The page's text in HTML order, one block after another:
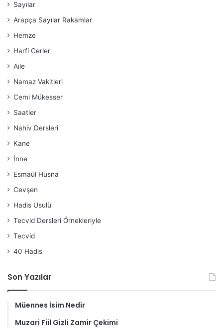
Sayılar
Arapça Sayılar Rakamlar
Hemze
Harfi Cerler
Aile
Namaz Vakitleri
Cemi Mükesser
Saatler
Nahiv Dersleri
Kane
İnne
Esmaül Hüsna
Cevşen
Hadis Usulü
Tecvid Dersleri Örnekleriyle
Tecvid
40 Hadis
Son Yazılar
Müennes İsim Nedir
Muzari Fiil Gizli Zamir Çekimi